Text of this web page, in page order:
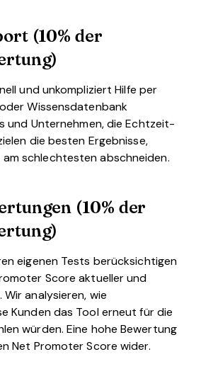
(10% der
und unkompliziert Hilfe per
Wissensdatenbank
und Unternehmen, die Echtzeit-
die besten Ergebnisse,
schlechtesten abschneiden.
(10% der
eigenen Tests berücksichtigen
Score aktueller und
Wir analysieren, wie
Kunden das Tool erneut für die
würden. Eine hohe Bewertung
Net Promoter Score wider.